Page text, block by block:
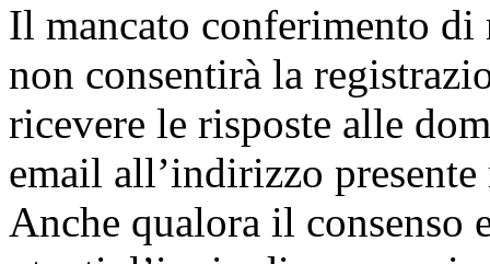
Il mancato conferimento
non consentirà la
ricevere le risposte alle
email all’indirizzo
Anche qualora il consenso